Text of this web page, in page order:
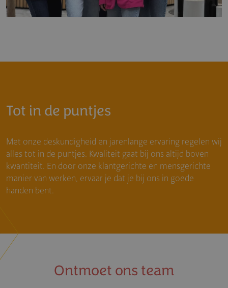
Tot in de puntjes
Met onze deskundigheid en jarenlange ervaring regelen wij
alles tot in de puntjes. Kwaliteit gaat bij ons altijd boven
kwantiteit. En door onze klantgerichte en mensgerichte
manier van werken, ervaar je dat je bij ons in goede
handen bent.
Ontmoet ons team